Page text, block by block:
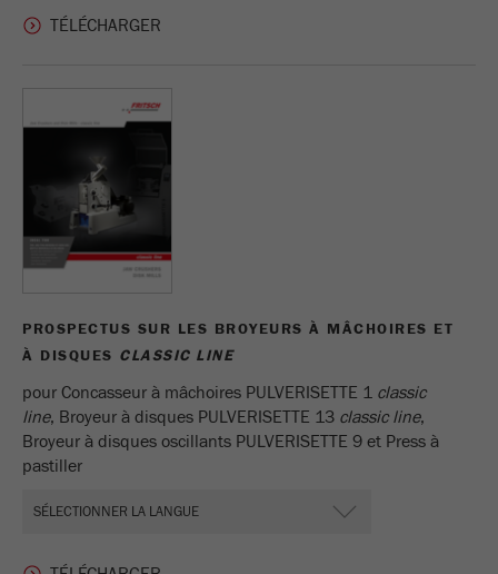
PROSPECTUS SUR LES BROYEURS À MÂCHOIRES ET
À DISQUES CLASSIC LINE
pour Concasseur à mâchoires PULVERISETTE 1 classic
line, Broyeur à disques PULVERISETTE 13 classic line,
Broyeur à disques oscillants PULVERISETTE 9 et Press à
pastiller